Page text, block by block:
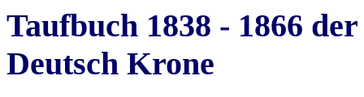
Taufbuch 1838 - 1866
Deutsch Krone